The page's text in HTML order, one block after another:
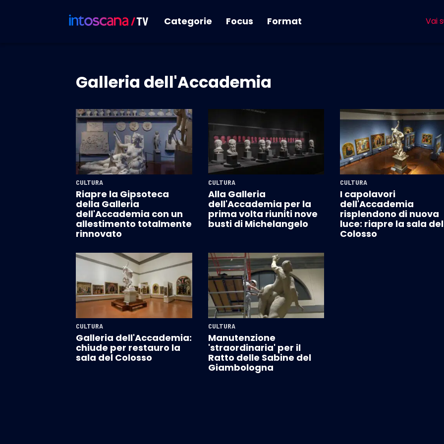
Categorie Focus Format Vai
Galleria dell'Accademia
CULTURA
Riapre la Gipsoteca
della Galleria
dell'Accademia con un
allestimento totalmente
rinnovato
CULTURA
Alla Galleria
dell'Accademia per la
prima volta riuniti nove
busti di Michelangelo
CULTURA
I capolavori
dell'Accademia
risplendono di nuova
luce: riapre la sala del
Colosso
CULTURA
Galleria dell'Accademia:
chiude per restauro la
sala del Colosso
CULTURA
Manutenzione
'straordinaria' per il
Ratto delle Sabine del
Giambologna